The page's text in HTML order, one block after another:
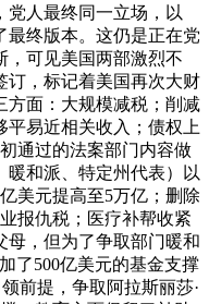
党人最终同一立场，以
最终版本。这仍是正在党
，可见美国两部激烈不
订，标记着美国再次大财
方面：大规模减税；削减
平易近相关收入；债权上
通过的法案部门内容做
暖和派、特定州代表）以
美元提高至5万亿；删除
报仇税；医疗补帮收紧
母，但为了争取部门暖和
了500亿美元的基金支撑
前提，争取阿拉斯丽莎·